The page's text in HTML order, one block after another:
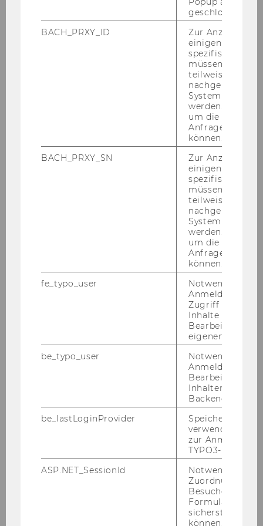
zen und stellt neue gra­fi­sche Be­schrei­bungs­
me­tho­den vor. Ge­nau­er ein­ge­gan­gen wird auf
die Ad­ap­ti­on be­stehen­der Gra­fi­ken, um sie
nach ei­ge­nen Wün­schen an­zu­pas­sen und zu
ver­än­dern. Als Er­gän­zung wird ein R-​Paket für
das Buch ge­schrie­ben, das nütz­li­che Funk­tio­
nen be­reit­stellt. Ein neues Ka­pi­tel über log­li­
nea­re Mo­del­le er­gänzt den sta­tis­ti­schen Werk­
zeug­kas­ten um eine wich­ti­ge Me­tho­de zur
Ana­ly­se mehr­di­men­sio­na­ler Kreuz­ta­bel­len.
Hatz­in­ger, Rein­hold; Nagel, Her­bert: Sta­tis­
tik mit SPSS - Fall­bei­spie­le und Me­tho­den, 2.
ak­tua­li­sier­te Auf­la­ge, PEAR­SON Ver­lag, 2014
Die neus­te Auf­la­ge des Lehr- und Übungs­bu­
von Rein­hold Hatz­in­ger
und Her­bert Nagel ist mit sei­nen In­hal­ten auf
die neus­te SPSS Ver­si­on ab­ge­stimmt. Auf pra­
xis­ori­en­tier­te Weise wer­den Da­ten­ty­pen und
die da­zu­ge­hö­ri­gen Fra­ge­stel­lun­gen sowie ty­pi­
sche Me­tho­den der Da­ten­be­schrei­bung und
Aus­wer­tung in SPSS dar­ge­stellt. Das vor­lie­gen­
Kompaktbeschreibung und einer Ein­füh­rung
in grund­le­gen­de sta­tis­ti­sche Ver­fah­ren. Aus­ge­
geschlossen
BACH_PRXY_ID
Zur Anzeige von
einigen WU-
spezifischen
müssen
teilweise von
nachgelagerten
System
werden.
um die Antwort
Anfrage
können.
BACH_PRXY_SN
Zur Anzeige von
einigen WU-
spezifischen
müssen
teilweise von
nachgelagerten
System
werden.
um die Antwort
Anfrage
können.
fe_typo_user
Notwendig für
Anmeldung und
Zugriff auf
Inhalte oder zur
Bearbeitung des
eigenen Profils.
be_typo_user
Notwendig für
Anmeldung und
Bearbeitung von
Inhalten im
Backend.
be_lastLoginProvider
Speichert die
verwendete
zur Anmeldung
TYPO3-Backend.
ASP.NET_SessionId
Notwendig, um
Zuordnung von
Besucher zu
sicherstellen zu
können.